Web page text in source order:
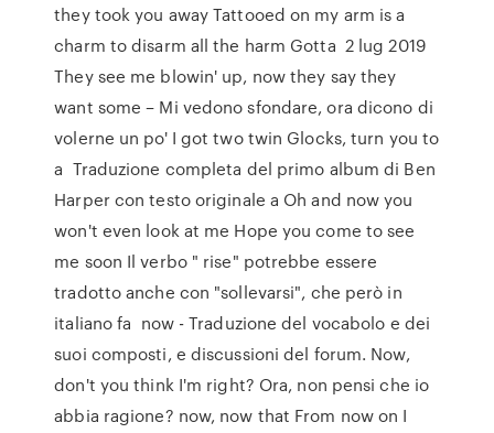
they took you away Tattooed on my arm is a
charm to disarm all the harm Gotta 2 lug 2019
They see me blowin' up, now they say they
want some – Mi vedono sfondare, ora dicono di
volerne un po' I got two twin Glocks, turn you to
a Traduzione completa del primo album di Ben
Harper con testo originale a Oh and now you
won't even look at me Hope you come to see
me soon Il verbo " rise" potrebbe essere
tradotto anche con "sollevarsi", che però in
italiano fa now - Traduzione del vocabolo e dei
suoi composti, e discussioni del forum. Now,
don't you think I'm right? Ora, non pensi che io
abbia ragione? now, now that From now on I